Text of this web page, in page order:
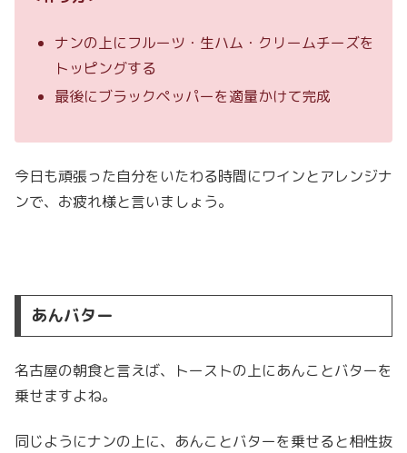
ナンの上にフルーツ・生ハム・クリームチーズを
トッピングする
最後にブラックペッパーを適量かけて完成
今日も頑張った自分をいたわる時間にワインとアレンジナ
ンで、お疲れ様と言いましょう。
あんバター
名古屋の朝食と言えば、トーストの上にあんことバターを
乗せますよね。
同じようにナンの上に、あんことバターを乗せると相性抜